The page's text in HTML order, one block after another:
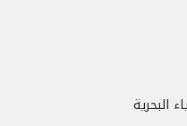
البحرية